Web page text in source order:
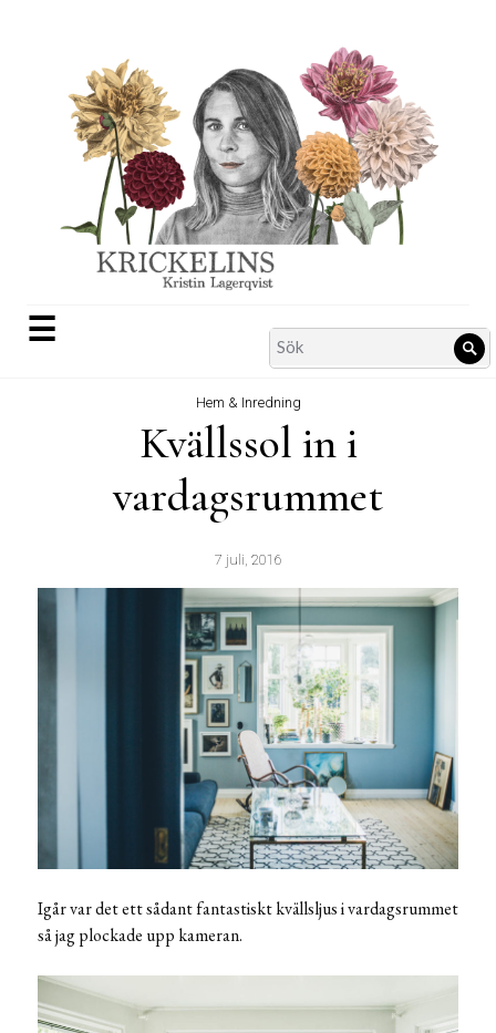
☰
Search
for:
Hem & Inredning
Kvällssol in i
vardagsrummet
7 juli, 2016
Igår var det ett sådant fantastiskt kvällsljus i vardagsrummet
så jag plockade upp kameran.